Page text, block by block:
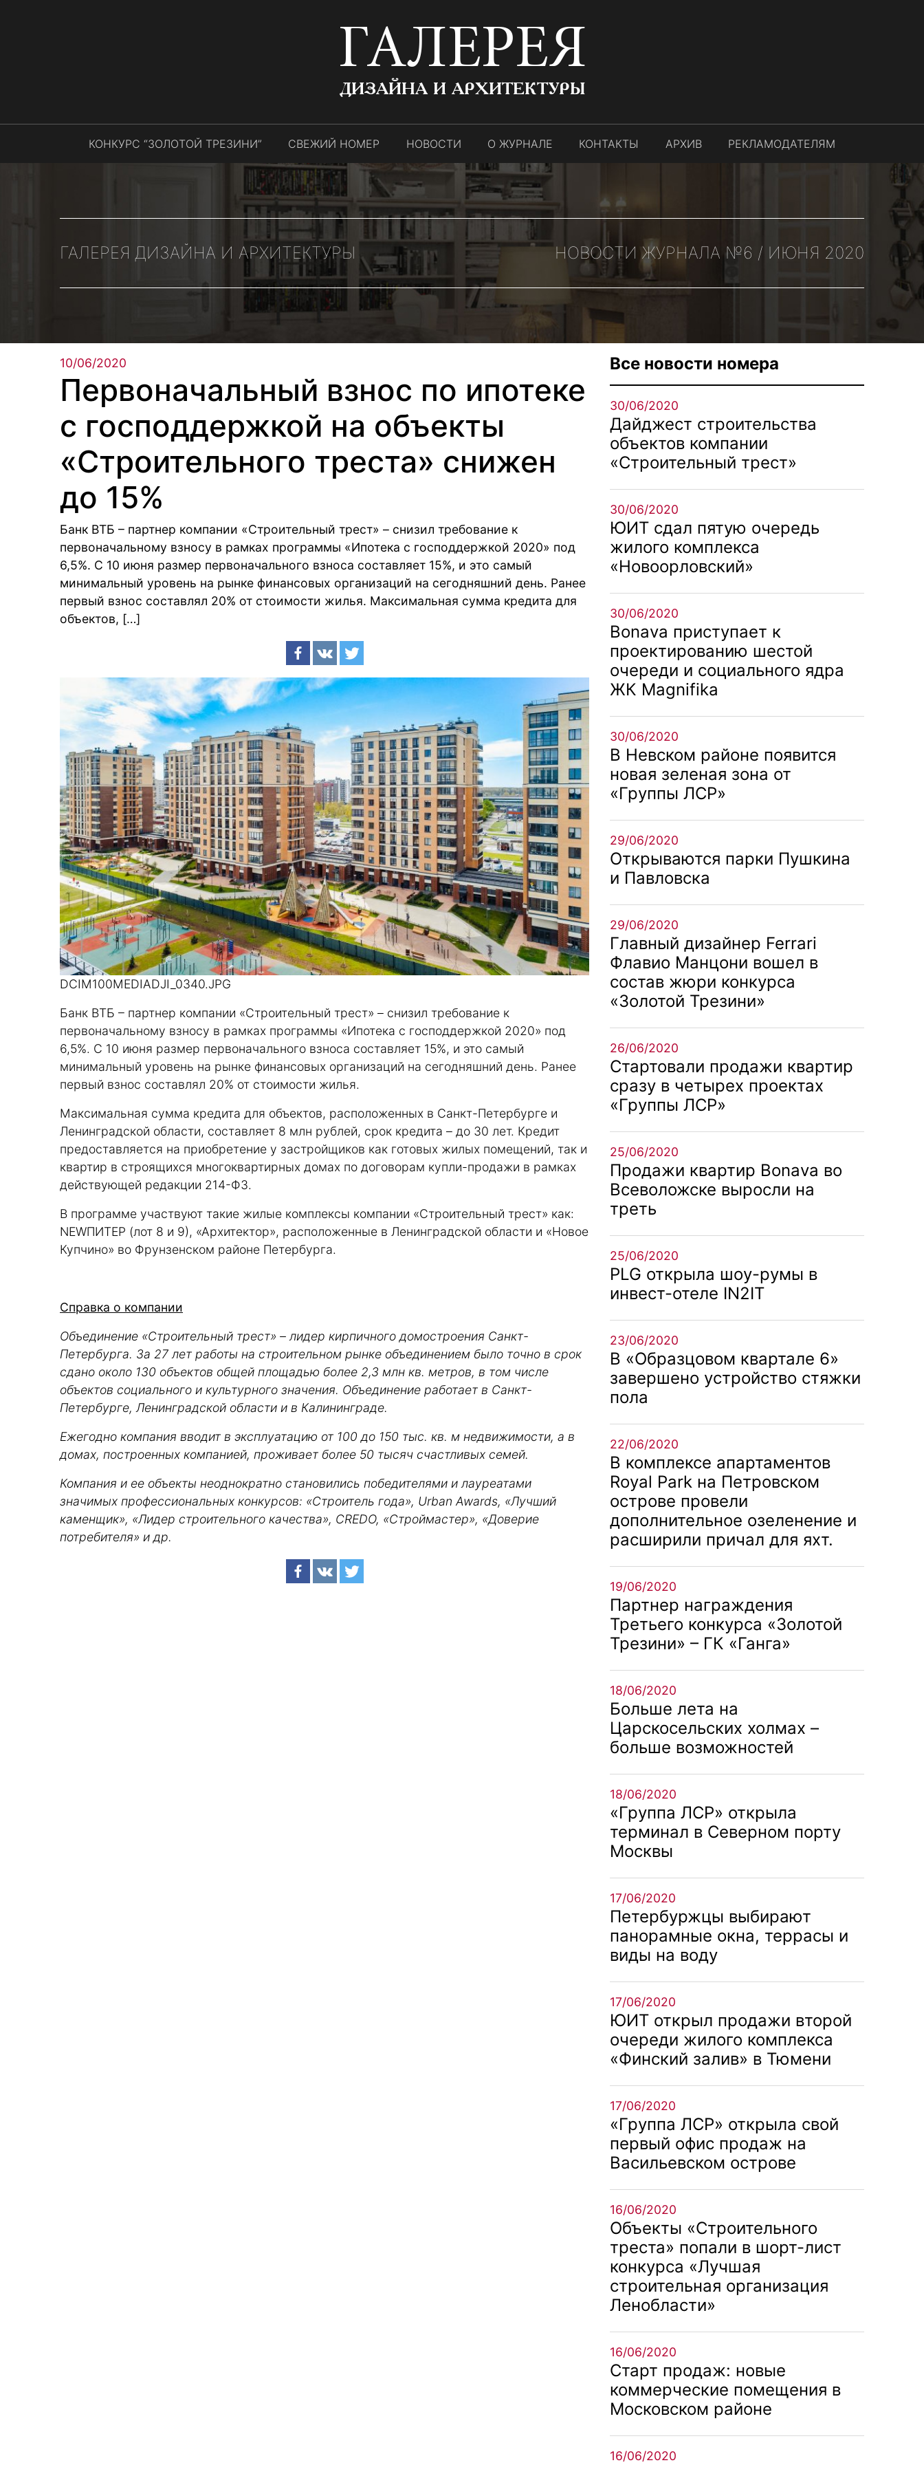
ГАЛЕРЕЯ
ДИЗАЙНА И АРХИТЕКТУРЫ
КОНКУРС “ЗОЛОТОЙ ТРЕЗИНИ” СВЕЖИЙ НОМЕР НОВОСТИ О ЖУРНАЛЕ КОНТАКТЫ АРХИВ РЕКЛАМОДАТЕЛЯМ
ГАЛЕРЕЯ ДИЗАЙНА И АРХИТЕКТУРЫ НОВОСТИ ЖУРНАЛА №6 / ИЮНЯ 2020
10/06/2020
Первоначальный взнос по ипотеке
с господдержкой на объекты
«Строительного треста» снижен
до 15%
Банк ВТБ – партнер компании «Строительный трест» – снизил требование к
первоначальному взносу в рамках программы «Ипотека с господдержкой 2020» под
6,5%. С 10 июня размер первоначального взноса составляет 15%, и это самый
минимальный уровень на рынке финансовых организаций на сегодняшний день. Ранее
первый взнос составлял 20% от стоимости жилья. Максимальная сумма кредита для
объектов, […]
DCIM100MEDIADJI_0340.JPG
Банк ВТБ – партнер компании «Строительный трест» – снизил требование к
первоначальному взносу в рамках программы «Ипотека с господдержкой 2020» под
6,5%. С 10 июня размер первоначального взноса составляет 15%, и это самый
минимальный уровень на рынке финансовых организаций на сегодняшний день. Ранее
первый взнос составлял 20% от стоимости жилья.
Максимальная сумма кредита для объектов, расположенных в Санкт-Петербурге и
Ленинградской области, составляет 8 млн рублей, срок кредита – до 30 лет. Кредит
предоставляется на приобретение у застройщиков как готовых жилых помещений, так и
квартир в строящихся многоквартирных домах по договорам купли-продажи в рамках
действующей редакции 214-ФЗ.
В программе участвуют такие жилые комплексы компании «Строительный трест» как:
NEWПИТЕР (лот 8 и 9), «Архитектор», расположенные в Ленинградской области и «Новое
Купчино» во Фрунзенском районе Петербурга.
Справка о компании
Объединение «Строительный трест» – лидер кирпичного домостроения Санкт-
Петербурга. За 27 лет работы на строительном рынке объединением было точно в срок
сдано около 130 объектов общей площадью более 2,3 млн кв. метров, в том числе
объектов социального и культурного значения. Объединение работает в Санкт-
Петербурге, Ленинградской области и в Калининграде.
Ежегодно компания вводит в эксплуатацию от 100 до 150 тыс. кв. м недвижимости, а в
домах, построенных компанией, проживает более 50 тысяч счастливых семей.
Компания и ее объекты неоднократно становились победителями и лауреатами
значимых профессиональных конкурсов: «Строитель года», Urban Awards, «Лучший
каменщик», «Лидер строительного качества», CREDO, «Строймастер», «Доверие
потребителя» и др.
Все новости номера
30/06/2020
Дайджест строительства
объектов компании
«Строительный трест»
30/06/2020
ЮИТ сдал пятую очередь
жилого комплекса
«Новоорловский»
30/06/2020
Bonava приступает к
проектированию шестой
очереди и социального ядра
ЖК Magnifika
30/06/2020
В Невском районе появится
новая зеленая зона от
«Группы ЛСР»
29/06/2020
Открываются парки Пушкина
и Павловска
29/06/2020
Главный дизайнер Ferrari
Флавио Манцони вошел в
состав жюри конкурса
«Золотой Трезини»
26/06/2020
Стартовали продажи квартир
сразу в четырех проектах
«Группы ЛСР»
25/06/2020
Продажи квартир Bonava во
Всеволожске выросли на
треть
25/06/2020
PLG открыла шоу-румы в
инвест-отеле IN2IT
23/06/2020
В «Образцовом квартале 6»
завершено устройство стяжки
пола
22/06/2020
В комплексе апартаментов
Royal Park на Петровском
острове провели
дополнительное озеленение и
расширили причал для яхт.
19/06/2020
Партнер награждения
Третьего конкурса «Золотой
Трезини» – ГК «Ганга»
18/06/2020
Больше лета на
Царскосельских холмах –
больше возможностей
18/06/2020
«Группа ЛСР» открыла
терминал в Северном порту
Москвы
17/06/2020
Петербуржцы выбирают
панорамные окна, террасы и
виды на воду
17/06/2020
ЮИТ открыл продажи второй
очереди жилого комплекса
«Финский залив» в Тюмени
17/06/2020
«Группа ЛСР» открыла свой
первый офис продаж на
Васильевском острове
16/06/2020
Объекты «Строительного
треста» попали в шорт-лист
конкурса «Лучшая
строительная организация
Ленобласти»
16/06/2020
Старт продаж: новые
коммерческие помещения в
Московском районе
16/06/2020